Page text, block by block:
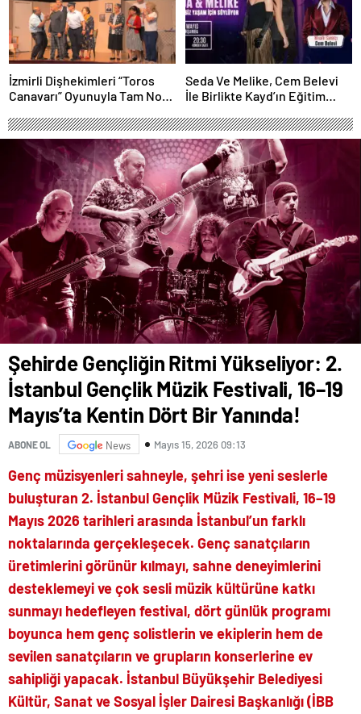
İzmirli Dişhekimleri “Toros
Canavarı” Oyunuyla Tam Not
Seda Ve Melike, Cem Belevi
İle Birlikte Kayd’ın Eğitim
Şehirde Gençliğin Ritmi Yükseliyor: 2.
İstanbul Gençlik Müzik Festivali, 16–19
Mayıs’ta Kentin Dört Bir Yanında!
ABONE OL News Mayıs 15, 2026 09:13
Genç müzisyenleri sahneyle, şehri ise yeni seslerle
buluşturan 2. İstanbul Gençlik Müzik Festivali, 16–19
Mayıs 2026 tarihleri arasında İstanbul’un farklı
noktalarında gerçekleşecek. Genç sanatçıların
üretimlerini görünür kılmayı, sahne deneyimlerini
desteklemeyi ve çok sesli müzik kültürüne katkı
sunmayı hedefleyen festival, dört günlük programı
boyunca hem genç solistlerin ve ekiplerin hem de
sevilen sanatçıların ve grupların konserlerine ev
sahipliği yapacak. İstanbul Büyükşehir Belediyesi
Kültür, Sanat ve Sosyal İşler Dairesi Başkanlığı (İBB